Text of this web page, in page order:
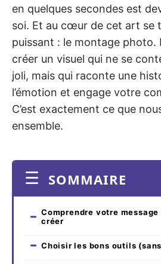
en quelques secondes est
soi. Et au cœur de cet art se
puissant : le montage photo.
créer un visuel qui ne se
joli, mais qui raconte une
l’émotion et engage votre
C’est exactement ce que
ensemble.
SOMMAIRE
Comprendre votre
créer
Choisir les bons outils